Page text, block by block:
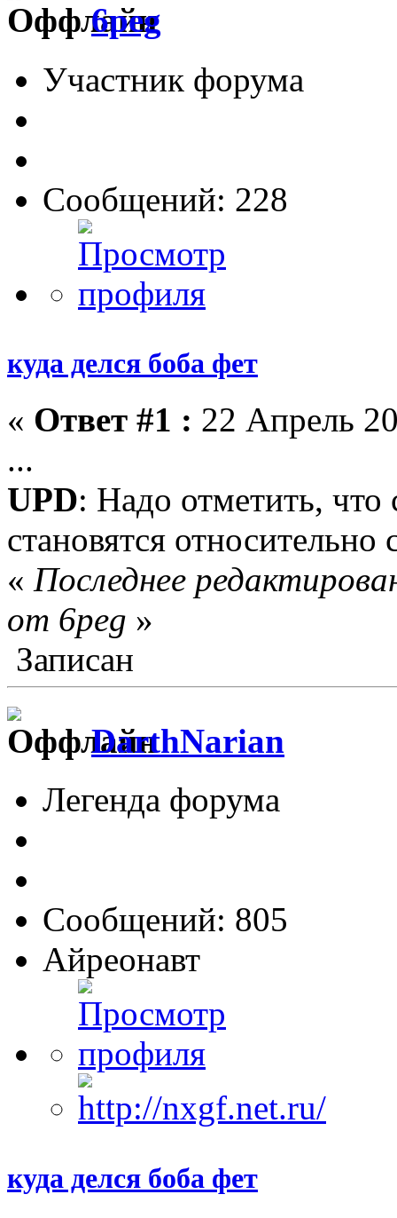
6peg
Участник форума
Сообщений: 228
куда делся боба фет
« Ответ #1 : 22 Апрель
...
UPD: Надо отметить,
становятся относительно
« Последнее
от 6peg »
Записан
DarthNarian
Легенда форума
Сообщений: 805
Айреонавт
куда делся боба фет